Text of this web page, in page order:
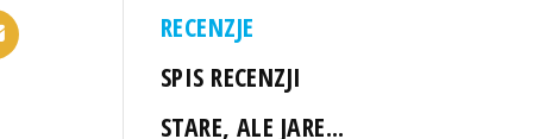
RECENZJE
SPIS RECENZJI
STARE, ALE JARE...